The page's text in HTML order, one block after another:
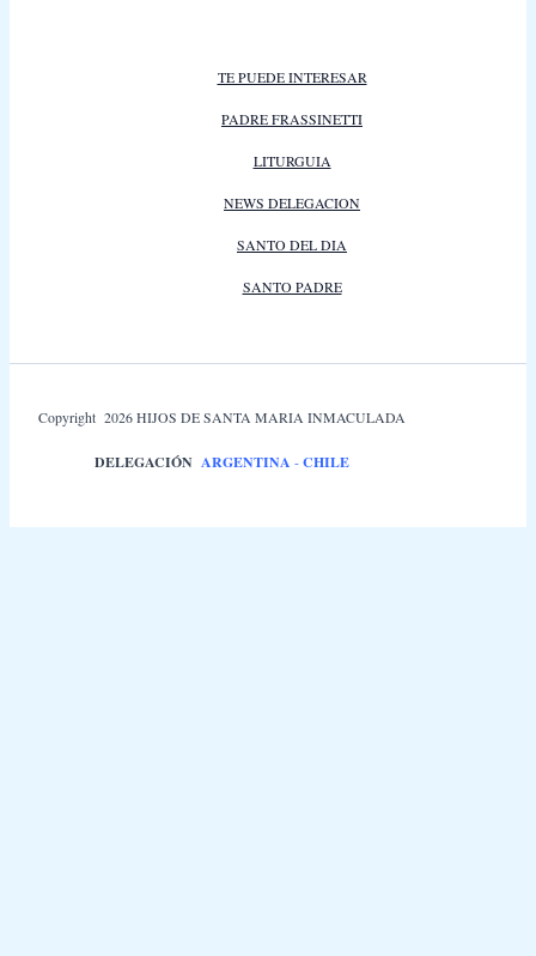
TE PUEDE INTERESAR
PADRE FRASSINETTI
LITURGUIA
NEWS DELEGACION
SANTO DEL DIA
SANTO PADRE
Copyright 2026 HIJOS DE SANTA MARIA INMACULADA
DELEGACIÓN ARGENTINA -CHILE